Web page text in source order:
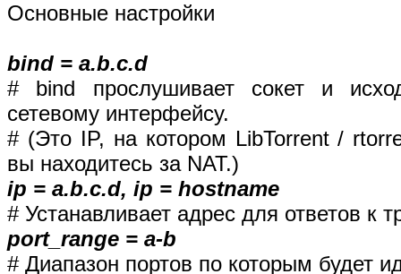
Основные настройки
bind = a.b.c.d
# bind прослушивает сокет и
сетевому интерфейсу.
# (Это IP, на котором LibTorrent /
вы находитесь за NAT.)
ip = a.b.c.d, ip = hostname
# Устанавливает адрес для ответов к
port_range = a-b
# Диапазон портов по которым будет